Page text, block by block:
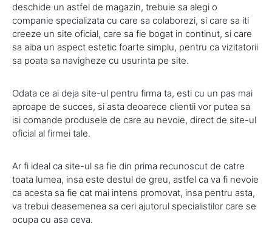
deschide un astfel de magazin, trebuie sa alegi o
companie specializata cu care sa colaborezi, si care sa iti
creeze un site oficial, care sa fie bogat in continut, si care
sa aiba un aspect estetic foarte simplu, pentru ca vizitatorii
sa poata sa navigheze cu usurinta pe site.
Odata ce ai deja site-ul pentru firma ta, esti cu un pas mai
aproape de succes, si asta deoarece clientii vor putea sa
isi comande produsele de care au nevoie, direct de site-ul
oficial al firmei tale.
Ar fi ideal ca site-ul sa fie din prima recunoscut de catre
toata lumea, insa este destul de greu, astfel ca va fi nevoie
ca acesta sa fie cat mai intens promovat, insa pentru asta,
va trebui deasemenea sa ceri ajutorul specialistilor care se
ocupa cu asa ceva.